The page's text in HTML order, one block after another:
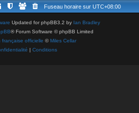
Fuseau horaire sur UTC+08:00
Updated for phpBB3.2 by Ian Bradley
® Forum Software © phpBB Limited
française officielle ©Miles Cellar
| Conditions